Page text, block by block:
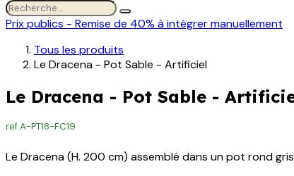
Prix publics - Remise de 40% à intégrer manuellement
Tous les produits
Le Dracena - Pot Sable - Artificiel
Le Dracena - Pot Sable -
ref.A-PT18-FC19
Le Dracena (H. 200 cm) assemblé dans un pot rond